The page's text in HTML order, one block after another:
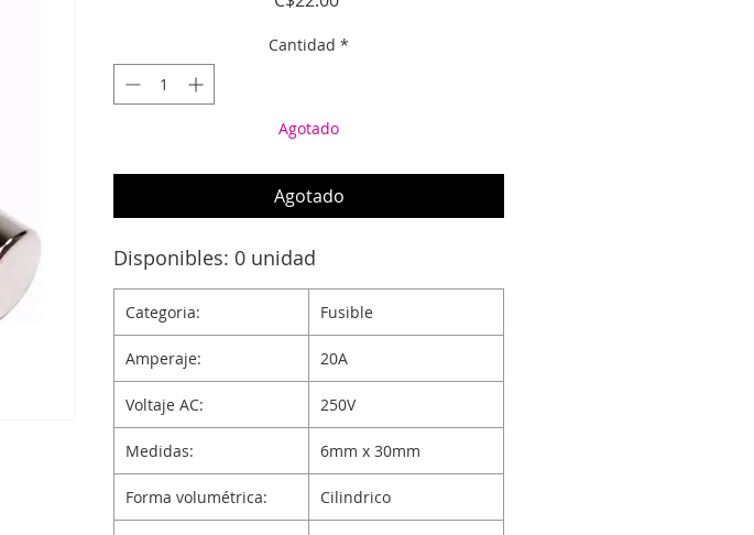
Cantidad *
Agotado
Agotado
Disponibles: 0 unidad
Categoria: Fusible
Amperaje: 20A
Voltaje AC: 250V
Medidas: 6mm x 30mm
Forma volumétrica: Cilindrico